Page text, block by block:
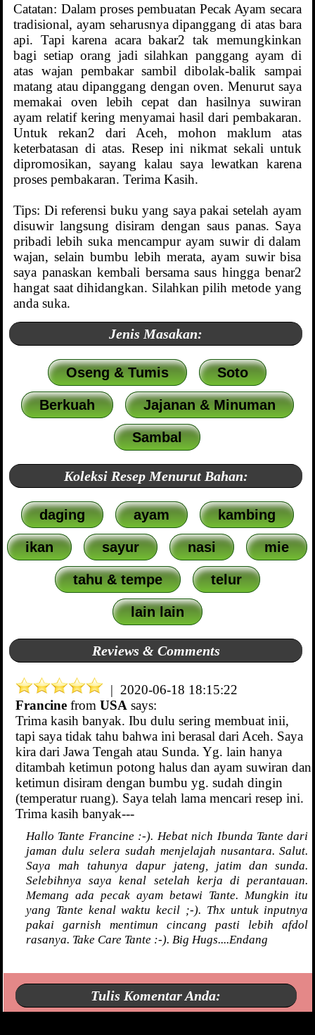
Catatan: Dalam proses pembuatan Pecak Ayam secara
tradisional, ayam seharusnya dipanggang di atas bara
api. Tapi karena acara bakar2 tak memungkinkan
bagi setiap orang jadi silahkan panggang ayam di
atas wajan pembakar sambil dibolak-balik sampai
matang atau dipanggang dengan oven. Menurut saya
memakai oven lebih cepat dan hasilnya suwiran
ayam relatif kering menyamai hasil dari pembakaran.
Untuk rekan2 dari Aceh, mohon maklum atas
keterbatasan di atas. Resep ini nikmat sekali untuk
dipromosikan, sayang kalau saya lewatkan karena
proses pembakaran. Terima Kasih.
Tips: Di referensi buku yang saya pakai setelah ayam
disuwir langsung disiram dengan saus panas. Saya
pribadi lebih suka mencampur ayam suwir di dalam
wajan, selain bumbu lebih merata, ayam suwir bisa
saya panaskan kembali bersama saus hingga benar2
hangat saat dihidangkan. Silahkan pilih metode yang
anda suka.
Jenis Masakan:
Oseng & Tumis Soto
Berkuah Jajanan & Minuman
Sambal
Koleksi Resep Menurut Bahan:
daging ayam kambing
ikan sayur nasi mie
tahu & tempe telur
lain lain
Reviews & Comments
| 2020-06-18 18:15:22
Francine from USA says:
Trima kasih banyak. Ibu dulu sering membuat inii,
tapi saya tidak tahu bahwa ini berasal dari Aceh. Saya
kira dari Jawa Tengah atau Sunda. Yg. lain hanya
ditambah ketimun potong halus dan ayam suwiran dan
ketimun disiram dengan bumbu yg. sudah dingin
(temperatur ruang). Saya telah lama mencari resep ini.
Trima kasih banyak---
Hallo Tante Francine :-). Hebat nich Ibunda Tante dari
jaman dulu selera sudah menjelajah nusantara. Salut.
Saya mah tahunya dapur jateng, jatim dan sunda.
Selebihnya saya kenal setelah kerja di perantauan.
Memang ada pecak ayam betawi Tante. Mungkin itu
yang Tante kenal waktu kecil ;-). Thx untuk inputnya
pakai garnish mentimun cincang pasti lebih afdol
rasanya. Take Care Tante :-). Big Hugs....Endang
Tulis Komentar Anda: